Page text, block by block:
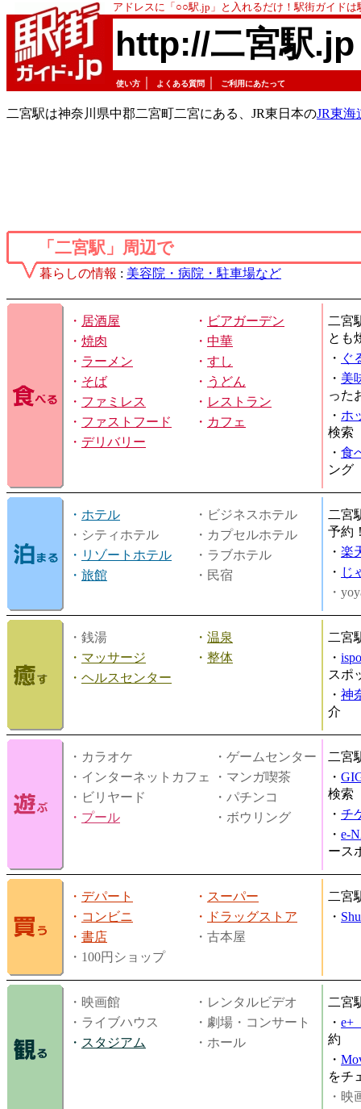
アドレスに「○○駅.jp」と入れるだけ！駅街ガイド
http://二宮駅.jp
使い方 よくある質問 ご利用にあたって
二宮駅は神奈川県中郡二宮町二宮にある、JR東日本のJR東海
「二宮駅」周辺で
暮らしの情報 : 美容院・病院・駐車場など
・ 居酒屋 ・ ビアガーデン
・ 焼肉 ・ 中華
・ ラーメン ・ すし
・ そば ・ うどん
・ ファミレス ・ レストラン
・ ファストフード ・ カフェ
・ デリバリー
二宮
とも
・ ぐ
・ 美
った
・ ホ
検索
・ 食
ング
・ ホテル
・ビジネスホテル
・シティホテル
・カプセルホテル
・ リゾートホテル
・ラブホテル
・ 旅館 ・民宿
二宮
予約
・ 楽
・ じ
・
・銭湯 ・ 温泉
・ マッサージ ・ 整体
・ ヘルスセンター
二宮
・
スポ
・ 神
介
・カラオケ
・ゲームセンター
・インターネットカフェ
・マンガ喫茶
・ビリヤード
・パチンコ
・ プール ・ボウリング
二宮
・
検索
・ チ
・ e-
ース
・ デパート ・ スーパー
・ コンビニ ・
ドラッグストア
・ 書店
・古本屋
・100円ショップ
二宮
・
・映画館
・レンタルビデオ
・ライブハウス
・劇場・コンサート
・ スタジアム ・ホール
二宮
・ e+
約
・
をチ
・映